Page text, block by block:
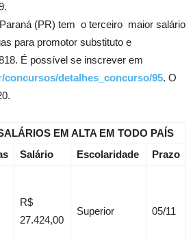
(PR) tem o terceiro maior salário
para promotor substituto e
É possível se inscrever em
detalhes_concurso/95. O
EM ALTA EM TODO PAÍS
Salário Escolaridade
Prazo
R$
27.424,00
Superior 05/11